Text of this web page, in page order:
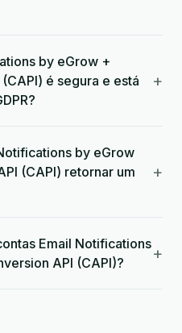
by eGrow +
é segura e está
+
by eGrow
(CAPI) retornar um
+
Email Notifications
API (CAPI)?
+